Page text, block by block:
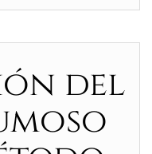
del